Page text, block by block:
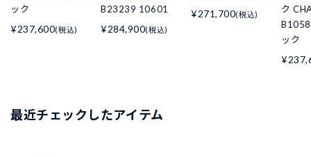
ック
¥237,600(税込)
B23239 10601
¥284,900(税込)
¥271,700(税込)
ク
ック
最近チェックしたアイテム